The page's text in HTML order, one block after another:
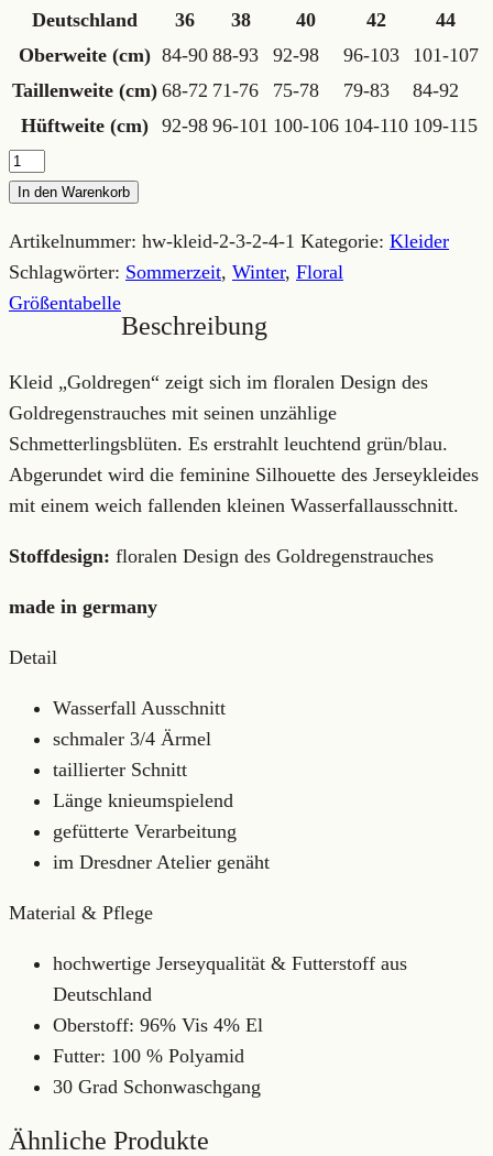
Deutschland 36 38 40 42
44
Oberweite (cm) 84-90 88-93 92-98 96-103
101-107
Taillenweite (cm) 68-72 71-76 75-78 79-83
84-92
Hüftweite (cm) 92-98 96-101 100-106 104-110 109-115
"Goldregen"
grün/blau
In den Warenkorb
Artikelnummer: hw-kleid-2-3-2-4-1 Kategorie: Kleider
Schlagwörter: Sommerzeit, Winter, Floral
Größentabelle
Beschreibung
Kleid „Goldregen“ zeigt sich im floralen Design des
Goldregenstrauches mit seinen unzählige
Schmetterlingsblüten. Es erstrahlt leuchtend grün/blau.
Abgerundet wird die feminine Silhouette des Jerseykleides
mit einem weich fallenden kleinen Wasserfallausschnitt.
Stoffdesign: floralen Design des Goldregenstrauches
made in germany
Detail
Wasserfall Ausschnitt
schmaler 3/4 Ärmel
taillierter Schnitt
Länge knieumspielend
gefütterte Verarbeitung
im Dresdner Atelier genäht
Material & Pflege
hochwertige Jerseyqualität & Futterstoff aus
Deutschland
Oberstoff: 96% Vis 4% El
Futter: 100 % Polyamid
30 Grad Schonwaschgang
Ähnliche Produkte